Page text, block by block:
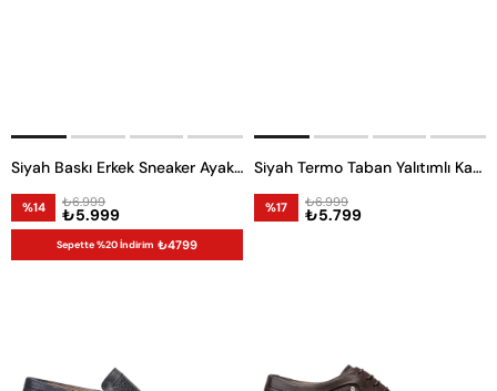
Siyah Baskı Erkek Sneaker Ayakkabı
%14 ₺5.999
₺6.999
Sepette %20 İndirim ₺4799
Siyah Termo Taban Yalıtımlı Kaymaz Wing Tip Erkek Kışlık Ayakkabı -11858-
%17 ₺5.799
₺6.999